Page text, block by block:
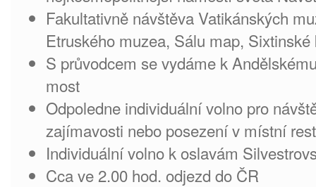
Fakultativně návštěva Vatikánských
Etruského muzea, Sálu map,
S průvodcem se vydáme k
most
Odpoledne individuální volno pro
zajímavosti nebo posezení v místní
Individuální volno k oslavám
Cca ve 2.00 hod. odjezd do ČR